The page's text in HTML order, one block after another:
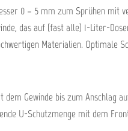
0 – 5 mm zum Sprühen mit
das auf (fast alle) 1-Liter-
Materialien. Optimale
dem Gewinde bis zum Anschlag
U-Schutzmenge mit dem